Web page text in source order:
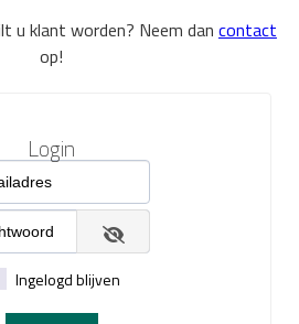
u klant worden? Neem dan contact
op!
Login
Ingelogd blijven